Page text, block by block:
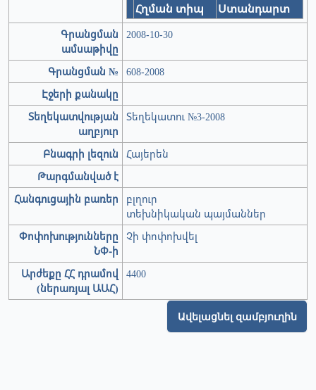
Հղման տիպ Ստանդարտ
Գրանցման
ամսաթիվը
2008-10-30
Գրանցման №
608-2008
Էջերի քանակը
Տեղեկատվության
աղբյուր
Տեղեկատու №3-2008
Բնագրի լեզուն
Հայերեն
Թարգմանված է
Հանգուցային բառեր
բլղուր
տեխնիկական պայմաններ
Փոփոխությունները
ՆՓ-ի
Չի փոփոխվել
Արժեքը ՀՀ դրամով
(ներառյալ ԱԱՀ)
4400
Ավելացնել զամբյուղին